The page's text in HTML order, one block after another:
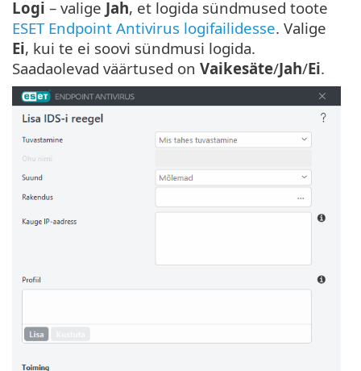
Logi – valige Jah, et logida sündmused toote
ESET Endpoint Antivirus logifailidesse. Valige
Ei, kui te ei soovi sündmusi logida.
Saadaolevad väärtused on Vaikesäte/Jah/Ei.